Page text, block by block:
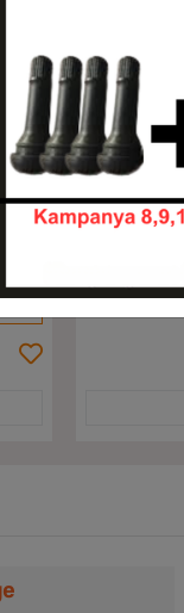
7.00-12
8.456,18